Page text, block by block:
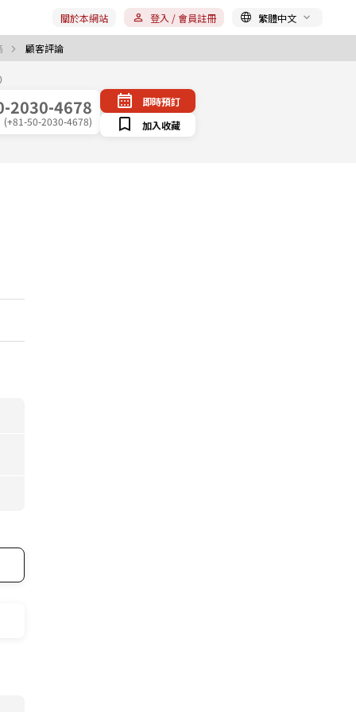
顧客評論
關於本網站 登入 / 會員註冊 繁體中文
2030-4678
(+81-50-2030-4678)
即時預訂
加入收藏